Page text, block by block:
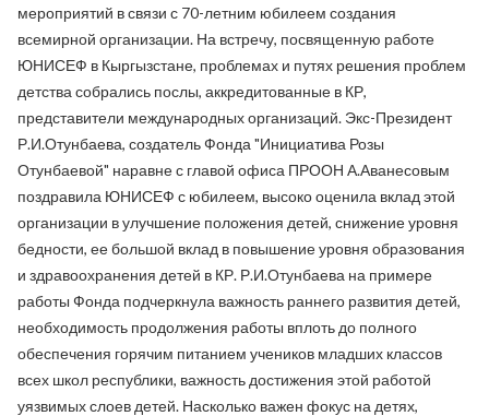
мероприятий в связи с 70-летним юбилеем создания
всемирной организации. На встречу, посвященную работе
ЮНИСЕФ в Кыргызстане, проблемах и путях решения проблем
детства собрались послы, аккредитованные в КР,
представители международных организаций. Экс-Президент
Р.И.Отунбаева, создатель Фонда "Инициатива Розы
Отунбаевой" наравне с главой офиса ПРООН А.Аванесовым
поздравила ЮНИСЕФ с юбилеем, высоко оценила вклад этой
организации в улучшение положения детей, снижение уровня
бедности, ее большой вклад в повышение уровня образования
и здравоохранения детей в КР. Р.И.Отунбаева на примере
работы Фонда подчеркнула важность раннего развития детей,
необходимость продолжения работы вплоть до полного
обеспечения горячим питанием учеников младших классов
всех школ республики, важность достижения этой работой
уязвимых слоев детей. Насколько важен фокус на детях,